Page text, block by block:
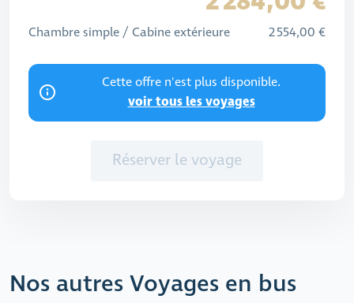
Chambre simple / Cabine extérieure 2 554,00 €
Cette offre n'est plus disponible.
voir tous les voyages
Réserver le voyage
Nos autres Voyages en bus